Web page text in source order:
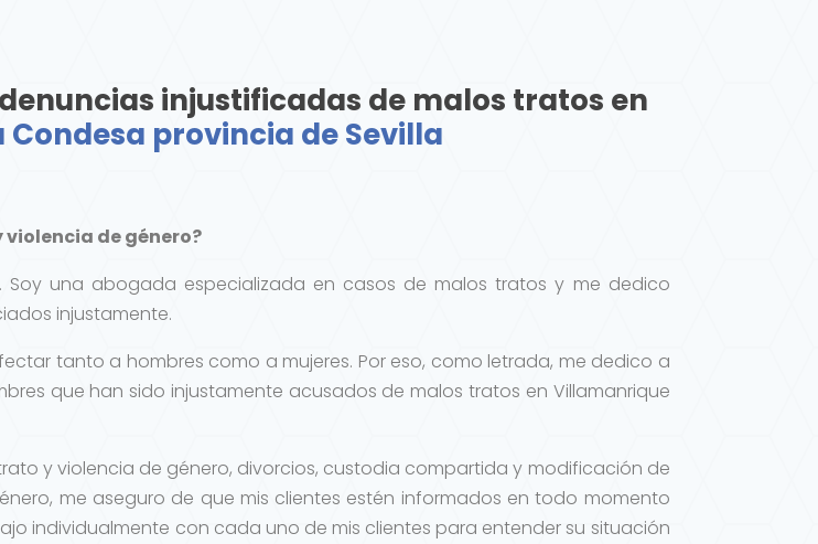
injustificadas de malos tratos en
provincia de Sevilla
de género?
una abogada especializada en casos de malos tratos y me dedico
injustamente.
tanto a hombres como a mujeres. Por eso, como letrada, me dedico a
que han sido injustamente acusados de malos tratos en Villamanrique
y violencia de género, divorcios, custodia compartida y modificación de
me aseguro de que mis clientes estén informados en todo momento
individualmente con cada uno de mis clientes para entender su situación